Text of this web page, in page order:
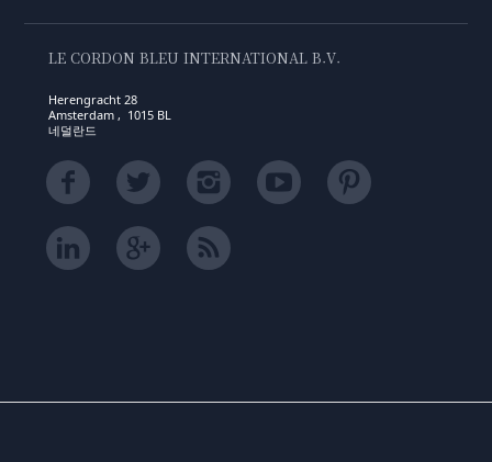
LE CORDON BLEU INTERNATIONAL B.V.
Herengracht 28
Amsterdam , 1015 BL
네덜란드